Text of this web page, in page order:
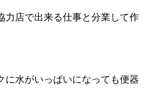
力店で出来る仕事と分業して作
に水がいっぱいになっても便器